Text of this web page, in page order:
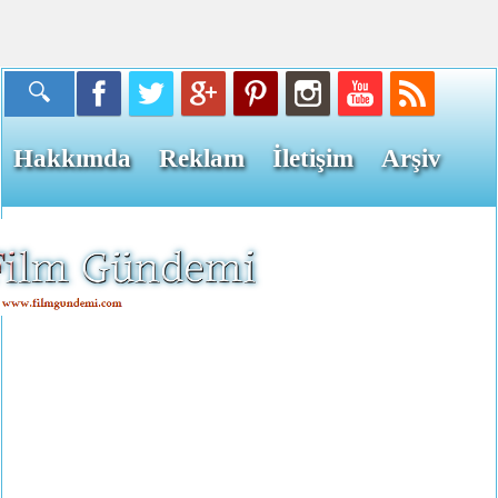
Hakkımda Reklam İletişim Arşiv